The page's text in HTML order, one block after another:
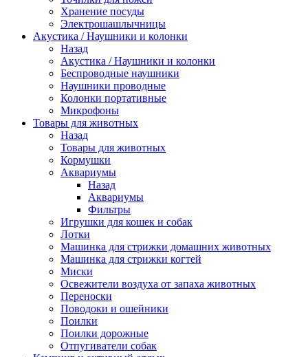
Хранение посуды
Электрошашлычницы
Акустика / Наушники и колонки
Назад
Акустика / Наушники и колонки
Беспроводные наушники
Наушники проводные
Колонки портативные
Микрофоны
Товары для животных
Назад
Товары для животных
Кормушки
Аквариумы
Назад
Аквариумы
Фильтры
Игрушки для кошек и собак
Лотки
Машинка для стрижки домашних животных
Машинка для стрижки когтей
Миски
Освежители воздуха от запаха животных
Переноски
Поводоки и ошейники
Поилки
Поилки дорожные
Отпугиватели собак